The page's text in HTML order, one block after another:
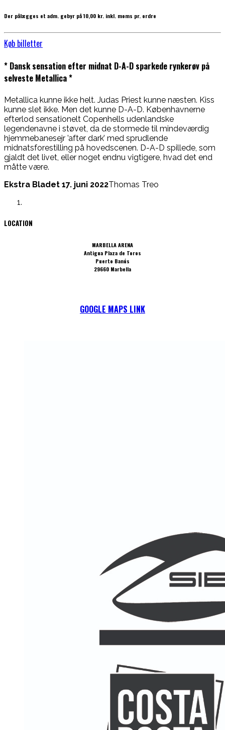
Der pålægges et adm. gebyr på 10,00 kr. inkl. moms pr. ordre
Køb billetter
* Dansk sensation efter midnat D-A-D sparkede rynkerøv på
selveste Metallica *
Metallica kunne ikke helt. Judas Priest kunne næsten. Kiss
kunne slet ikke. Men det kunne D-A-D. Københavnerne
efterlod sensationelt Copenhells udenlandske
legendenavne i støvet, da de stormede til mindeværdig
hjemmebanesejr ’after dark’ med sprudlende
midnatsforestilling på hovedscenen. D-A-D spillede, som
gjaldt det livet, eller noget endnu vigtigere, hvad det end
måtte være.
Ekstra Bladet 17. juni 2022Thomas Treo
LOCATION
MARBELLA ARENA
Antigua Plaza de Toros
Puerto Banús
29660 Marbella
GOOGLE MAPS LINK